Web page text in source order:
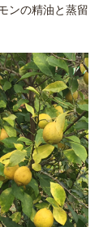
ンの精油と蒸留